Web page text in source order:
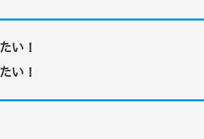
い！
い！